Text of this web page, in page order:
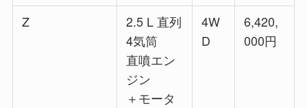
Z
2.5 L 直列
4気筒
直噴エン
ジン
＋モータ
4W
D
6,420,
000円